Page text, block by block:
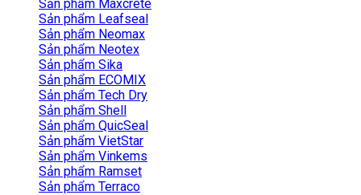
Sản phẩm Maxcrete
Sản phẩm Leafseal
Sản phẩm Neomax
Sản phẩm Neotex
Sản phẩm Sika
Sản phẩm ECOMIX
Sản phẩm Tech Dry
Sản phẩm Shell
Sản phẩm QuicSeal
Sản phẩm VietStar
Sản phẩm Vinkems
Sản phẩm Ramset
Sản phẩm Terraco